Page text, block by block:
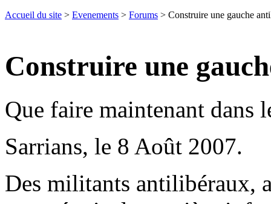
Accueil du site > Evenements > Forums > Construire une gauche
Construire une
Que faire maintenant dans
Sarrians, le 8 Août 2007.
Des militants antilibéraux,